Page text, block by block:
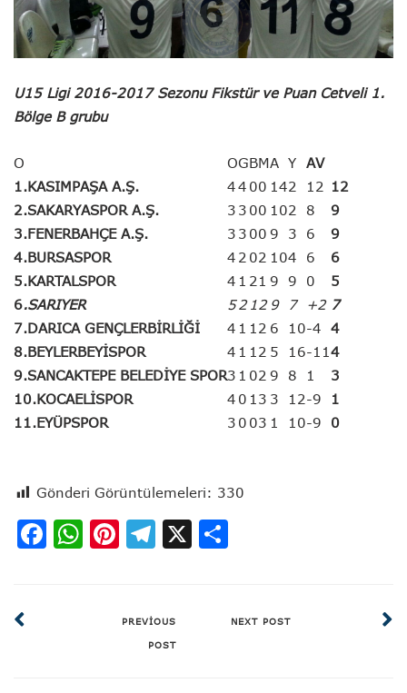
U15 Ligi 2016-2017 Sezonu Fikstür ve Puan Cetveli 1.
Bölge B grubu
O OGBMA Y
AV
1.KASIMPAŞA A.Ş.
44 00 142 12
12
2.SAKARYASPOR A.Ş.
3 3 00 102 8
9
3.FENERBAHÇE A.Ş.
3 3 00 9 3 6
9
4.BURSASPOR
4 2 02 104 6
6
5.KARTALSPOR
4 1 2 1 9 9 0
5
6.SARIYER 52 12 9 7 +2 7
7.DARICA GENÇLERBİRLİĞİ
4 1 1 2 6 10-4
4
8.BEYLERBEYİSPOR
4 1 1 2 5 16-11 4
9.SANCAKTEPE BELEDİYE SPOR3 1 02 9 8 1
3
10.KOCAELİSPOR
4 0 1 3 3 12-9
1
11.EYÜPSPOR
3 0 03 1 10-9 0
Gönderi Görüntülemeleri: 330
Facebook
WhatsApp
Pinterest
Telegram
X
PREVIOUS
POST
NEXT POST